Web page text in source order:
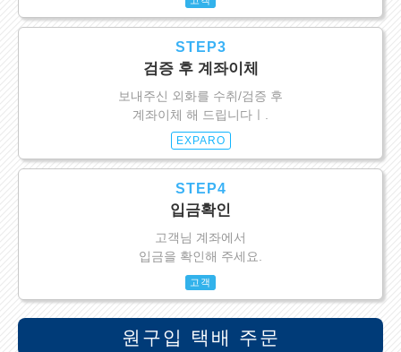
STEP3
검증 후 계좌이체
보내주신 외화를 수취/검증 후
계좌이체 해 드립니다ㅣ.
EXPARO
STEP4
입금확인
고객님 계좌에서
입금을 확인해 주세요.
고객
원구입 택배 주문